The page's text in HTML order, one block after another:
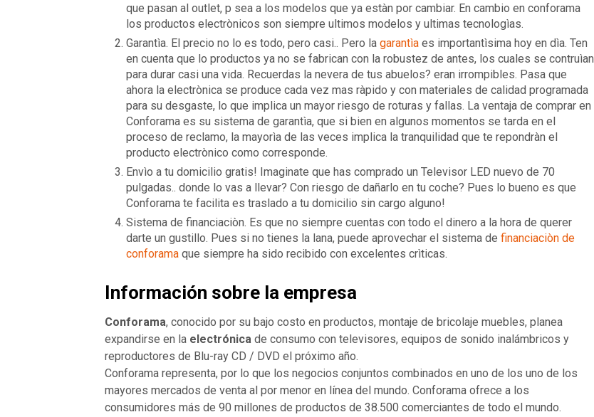
que pasan al outlet, p sea a los modelos que ya estàn por cambiar. En cambio en conforama
los productos electrònicos son siempre ultimos modelos y ultimas tecnologìas.
Garantìa. El precio no lo es todo, pero casi.. Pero lagarantìaes importantìsima hoy en dìa. Ten
en cuenta que lo productos ya no se fabrican con la robustez de antes, los cuales se contruìan
para durar casi una vida. Recuerdas la nevera de tus abuelos? eran irrompibles. Pasa que
ahora la electrònica se produce cada vez mas ràpido y con materiales de calidad programada
para su desgaste, lo que implica un mayor riesgo de roturas y fallas. La ventaja de comprar en
Conforama es su sistema de garantìa, que si bien en algunos momentos se tarda en el
proceso de reclamo, la mayorìa de las veces implica la tranquilidad que te repondràn el
producto electrònico como corresponde.
Envìo a tu domicilio gratis! Imaginate que has comprado un Televisor LED nuevo de 70
pulgadas.. donde lo vas a llevar? Con riesgo de dañarlo en tu coche? Pues lo bueno es que
Conforama te facilita es traslado a tu domicilio sin cargo alguno!
Sistema de financiaciòn. Es que no siempre cuentas con todo el dinero a la hora de querer
darte un gustillo. Pues si no tienes la lana, puede aprovechar el sistema definanciaciòn de
conforamaque siempre ha sido recibido con excelentes crìticas.
Información sobre la empresa
Conforama, conocido por su bajo costo en productos, montaje de bricolaje muebles, planea
expandirse en la electrónica de consumo con televisores, equipos de sonido inalámbricos y
reproductores de Blu-ray CD / DVD el próximo año.
Conforama representa, por lo que los negocios conjuntos combinados en uno de los uno de los
mayores mercados de venta al por menor en línea del mundo. Conforama ofrece a los
consumidores más de 90 millones de productos de 38.500 comerciantes de todo el mundo.